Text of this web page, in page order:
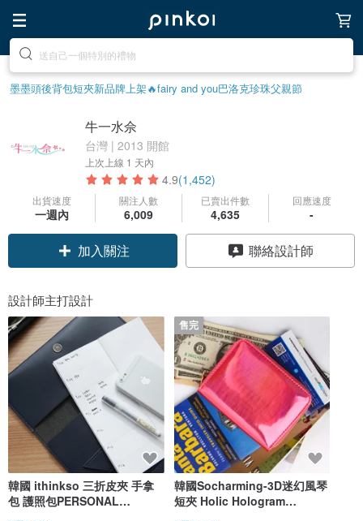
前往打造療癒的放鬆生活
墨墨頭後背包短夾新品牌上架🔥fairy and you巴洛克珍珠父親節
牛一水佘
台灣 | 2013 開館
上次上線 1 天內
4.9(1,452)
出貨速度
一週內
關注人數
6,009
已賣出件數
4,635
回應速度
-
加入關注 聯絡設計師
設計師主打設計
韓國 ithinkso 三折皮夾 手拿
包 護照包PERSONAL
售完
韓國Socharming-3D迷幻風琴
短夾 Holic Hologram